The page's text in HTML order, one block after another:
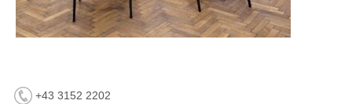
+43 3152 2202